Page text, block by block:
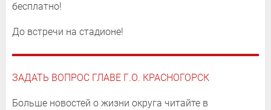
бесплатно!
До встречи на стадионе!
ЗАДАТЬ ВОПРОС ГЛАВЕ Г.О. КРАСНОГОРСК
Больше новостей о жизни округа читайте в